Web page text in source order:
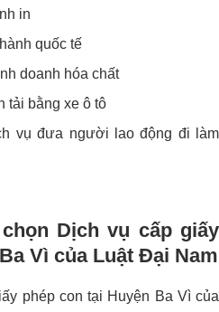
in
quốc tế
doanh hóa chất
tải bằng xe ô tô
vụ đưa người lao động đi làm
Dịch vụ cấp giấy
Vì của Luật Đại Nam
phép con tại Huyện Ba Vì của